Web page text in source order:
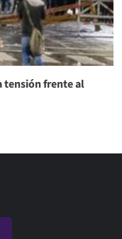
tensión frente al